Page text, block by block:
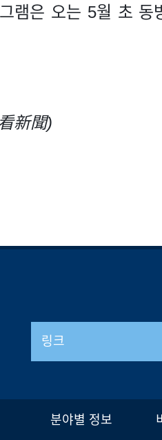
램은 오는 5월 초 동
新聞)
링크
분야별 정보